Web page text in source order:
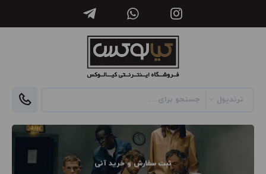
ثبت سفارش و خرید آنی